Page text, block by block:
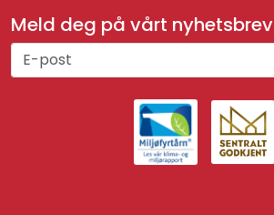
Meld deg på vårt nyhetsbrev